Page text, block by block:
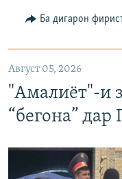
Ба дигарон
Август 05, 2026
"Амалиёт"-и
“бегона”